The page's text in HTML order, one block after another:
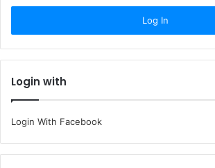
Login with
Login With Facebook